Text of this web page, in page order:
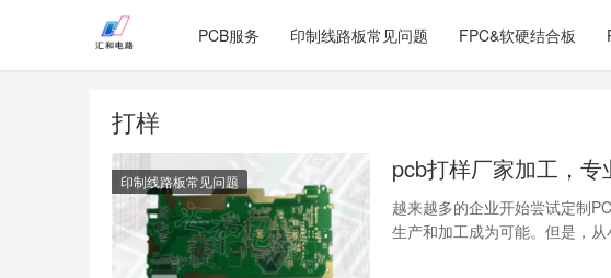
PCB服务 印制线路板常见问题 FPC&软硬结合板
打样
印制线路板常见问题 pcb打样厂家加工，专
越来越多的企业开始尝试定制
生产和加工成为可能。但是，